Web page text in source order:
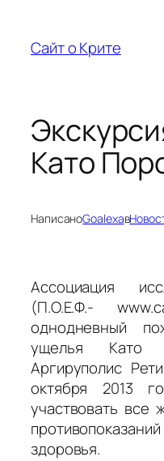
содержимому
Сайт о Крите
Като
НаписаноGoalexaв
Ассоциация
(Π.Ο.Ε.Φ.-
однодневный
ущелья Като
Аргируполис
октября 2013
участвовать
здоровья.